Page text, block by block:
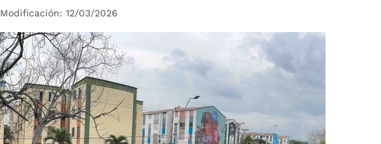
Modificación: 12/03/2026